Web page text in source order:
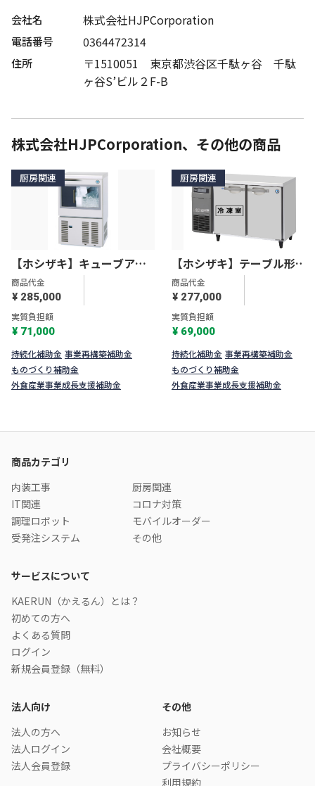
会社名 株式会社HJPCorporation
電話番号 0364472314
住所
〒1510051 東京都渋谷区千駄ヶ谷 千駄
ヶ谷S’ビル２F-B
株式会社HJPCorporation、その他の商品
厨房関連
【ホシザキ】キューブアイ
スメーカー スライド扉タイ
プ IM-35SM-2
商品代金
¥ 285,000
実質負担額
¥ 71,000
持続化補助金 事業再構築補助金
ものづくり補助金
外食産業事業成長支援補助金
厨房関連
【ホシザキ】テーブル形冷
凍冷蔵庫Ｇタイプ RFT-
120SNG-1
商品代金
¥ 277,000
実質負担額
¥ 69,000
持続化補助金 事業再構築補助金
ものづくり補助金
外食産業事業成長支援補助金
商品カテゴリ
内装工事
厨房関連
IT関連
コロナ対策
調理ロボット
モバイルオーダー
受発注システム
その他
サービスについて
KAERUN（かえるん）とは？
初めての方へ
よくある質問
ログイン
新規会員登録（無料）
法人向け
法人の方へ
法人ログイン
法人会員登録
その他
お知らせ
会社概要
プライバシーポリシー
利用規約